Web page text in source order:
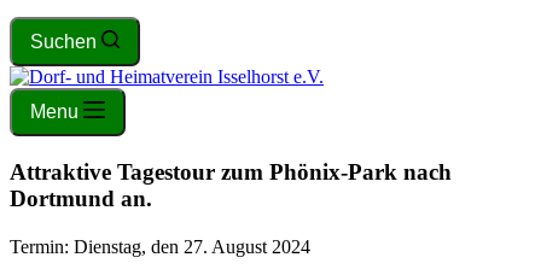
Suchen
Menu
Attraktive Tagestour zum Phönix-Park nach
Dortmund an.
Termin: Dienstag, den 27. August 2024